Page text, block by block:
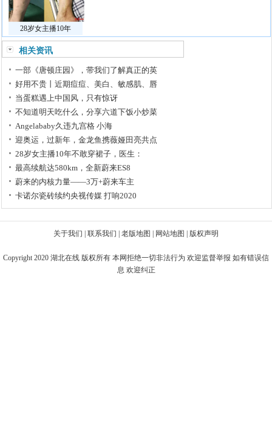
28岁女主播10年
相关资讯
一部《唐顿庄园》，带我们了解真正的英
好用不贵丨近期痘痘、美白、敏感肌、唇
当蛋糕遇上中国风，只有惊讶
不知道明天吃什么，分享六道下饭小炒菜
Angelababy久违九宫格 小海
迎奥运，过新年，金龙鱼携薇娅田亮共点
28岁女主播10年不敢穿裙子，医生：
最高续航达580km，全新蔚来ES8
蔚来的内核力量——3万+蔚来车主
卡诺尔瓷砖续约央视传媒 打响2020
关于我们 联系我们 老版地图 网站地图 版权声明
Copyright 2020 湖北在线 版权所有 本网拒绝一切非法行为 欢迎监督举报 如有错误信
息 欢迎纠正